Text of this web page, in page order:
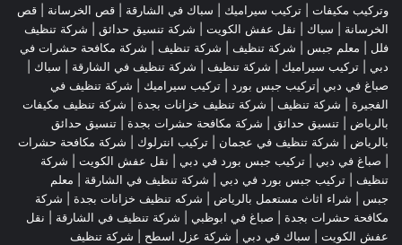
وتركيب مكيفات | تركيب سيراميك | سباك في الشارقة قص الخرسانة | قص
الخرسانة | سباك نقل عفش الكويت شركة تنسيق حدائق
شركة تنظيف
فلل
معلم جبس شركة تنظيف شركة تنظيف
شركة مكافحة حشرات في
دبي
تركيب سيراميك شركة تنظيف شركة تنظيف في الشارقة | سباك |
صباغ في دبي |تركيب جبس بورد | تركيب سيراميك
شركة تنظيف في
الفجيرة
شركة تنظيف شركة تنظيف خزانات بجدة
شركة تنظيف مكيفات
بالرياض
تنسيق حدائق شركة مكافحة حشرات بجدة
تنسيق حدائق
بالرياض
شركة تنظيف في عجمان | تركيب انترلوك | شركة مكافحة حشرات
صباغ في دبي تركيب جبس بورد في دبي نقل عفش الكويت
شركة
تنظيف
تركيب جبس بورد في دبي شركة تنظيف في الشارقة
معلم
جبس
شراء اثاث مستعمل بالرياض شركه تنظيف خزانات بجدة
شركة
مكافحة حشرات بجدة
صباغ في ابوظبي شركة تنظيف في الشارقة
نقل
عفش الكويت | سباك في دبي | شركة عزل اسطح
شركة تنظيف